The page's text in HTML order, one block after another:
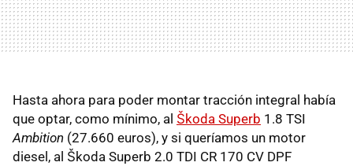
Hasta ahora para poder montar tracción integral había
que optar, como mínimo, al Škoda Superb 1.8 TSI
Ambition (27.660 euros), y si queríamos un motor
diesel, al Škoda Superb 2.0 TDI CR 170 CV DPF